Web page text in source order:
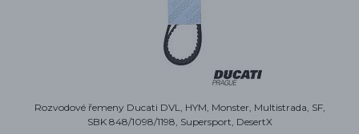
Rozvodové řemeny Ducati DVL, HYM, Monster, Multistrada, SF,
SBK 848/1098/1198, Supersport, DesertX